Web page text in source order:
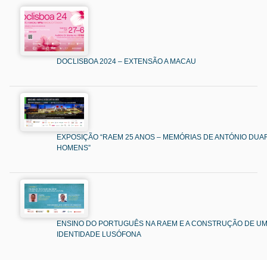
DOCLISBOA 2024 – EXTENSÃO A MACAU
EXPOSIÇÃO “RAEM 25 ANOS – MEMÓRIAS DE ANTÓNIO
HOMENS”
ENSINO DO PORTUGUÊS NA RAEM E A CONSTRUÇÃO DE
IDENTIDADE LUSÓFONA